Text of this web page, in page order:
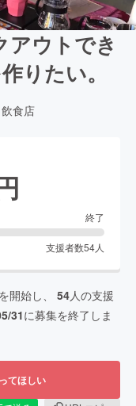
アウトでき
りたい。
食店
終了
支援者数54人
開始し、 54人の支援
31に募集を終了しま
てほしい